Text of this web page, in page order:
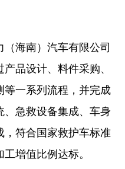
海南）汽车有限公司
品设计、料件采购、
一系列流程，并完成
急救设备集成、车身
符合国家救护车标准
增值比例达标。